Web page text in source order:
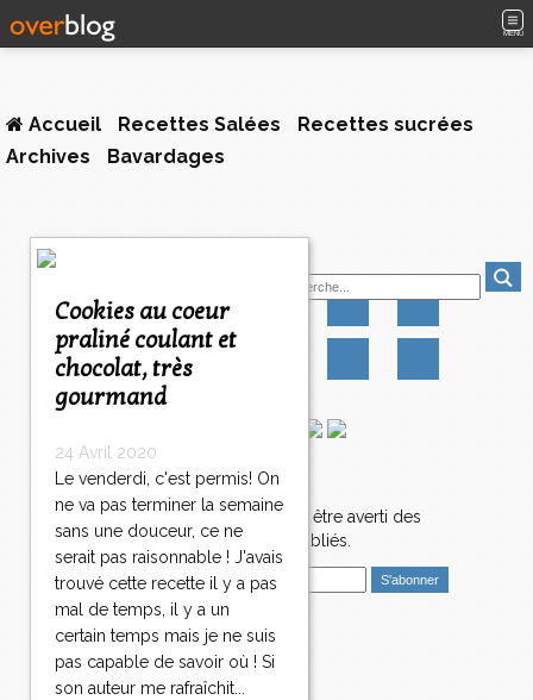
MENU
Accueil Recettes Salées
Recettes sucrées
Archives
Bavardages
Cookies au coeur
praliné coulant et
chocolat, très
gourmand
24 Avril 2020
Le venderdi, c'est permis! On
ne va pas terminer la semaine
sans une douceur, ce ne
serait pas raisonnable ! J'avais
trouvé cette recette il y a pas
mal de temps, il y a un
certain temps mais je ne suis
pas capable de savoir où ! Si
son auteur me rafraîchit...
Newsletter
Abonnez-vous pour être averti des
nouveaux articles publiés.
E
i
Catégories
Salé
<
<